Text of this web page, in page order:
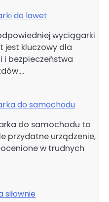
do lawet
wyciągarki
jest kluczowy dla
i bezpieczeństwa
do samochodu
do samochodu to
przydatne urządzenie,
w trudnych
siłownie